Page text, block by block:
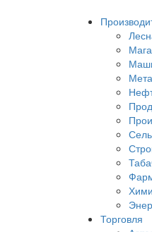
Торговля